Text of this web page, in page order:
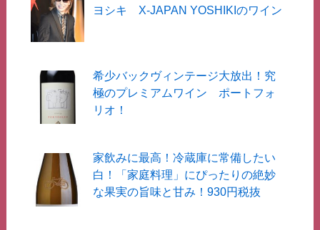
ヨシキ X-JAPAN YOSHIKIのワイン
希少バックヴィンテージ大放出！究
極のプレミアムワイン ポートフォ
リオ！
家飲みに最高！冷蔵庫に常備したい
白！「家庭料理」にぴったりの絶妙
な果実の旨味と甘み！930円税抜